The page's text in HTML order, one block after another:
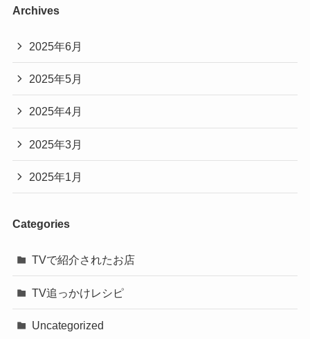
Archives
2025年6月
2025年5月
2025年4月
2025年3月
2025年1月
Categories
TVで紹介されたお店
TV追っかけレシピ
Uncategorized